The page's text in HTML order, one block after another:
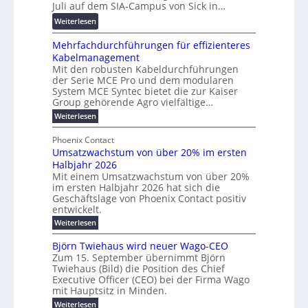
n
z
s
f
ö
r
d
e
r
u
n
g
b
r
a
u
c
h
t
m
e
r
T
e
m
p
r
d
z
u
m
E
n
e
r
g
u
f
ü
r
m
o
d
e
r
n
e
r
e
n
t
w
i
c
k
e
l
e
N
H
-
S
i
c
h
e
r
u
n
g
s
Juli auf dem SIA-Campus von Sick in…
Weiterlesen:
R
e
k
o
r
d
b
e
t
e
i
l
i
g
u
n
g
b
e
i
m
2
0
Mehrfachdurchführungen für effizienteres
Kabelmanagement
Mit den robusten Kabeldurchführungen
der Serie MCE Pro und dem modularen
System MCE Syntec bietet die zur Kaiser
Group gehörende Agro vielfältige…
Weiterlesen:
M
h
r
f
a
c
h
d
u
r
c
f
ü
h
u
n
Phoenix Contact
Umsatzwachstum von über 20% im ersten
Halbjahr 2026
Mit einem Umsatzwachstum von über 20%
im ersten Halbjahr 2026 hat sich die
Geschäftslage von Phoenix Contact positiv
entwickelt.
Weiterlesen:
U
m
s
a
t
w
a
Björn Twiehaus wird neuer Wago-CEO
Zum 15. September übernimmt Björn
Twiehaus (Bild) die Position des Chief
Executive Officer (CEO) bei der Firma Wago
mit Hauptsitz in Minden.
Weiterlesen: